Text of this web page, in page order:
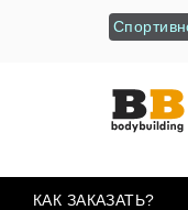
КАК ЗАКАЗАТЬ?